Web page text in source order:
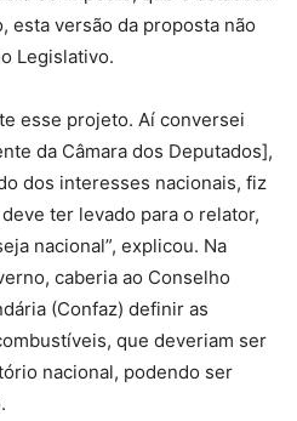
esta versão da proposta não
Legislativo.
esse projeto. Aí conversei
da Câmara dos Deputados],
dos interesses nacionais, fiz
ter levado para o relator,
nacional”, explicou. Na
caberia ao Conselho
(Confaz) definir as
que deveriam ser
nacional, podendo ser